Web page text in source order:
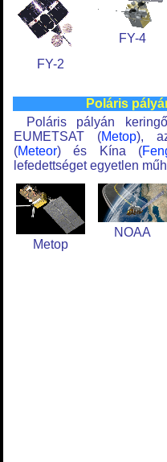
FY-2
FY-4
Poláris
Poláris pályán
EUMETSAT (Metop),
(Meteor) és Kína (
lefedettséget egyetlen
Metop
NOAA